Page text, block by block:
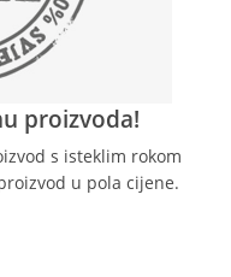
proizvoda!
s isteklim rokom
u pola cijene.